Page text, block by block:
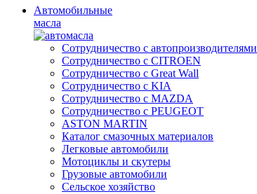
Автомобильные
масла
Сотрудничество с автопроизводителями
Сотрудничество с CITROEN
Сотрудничество с Great Wall
Сотрудничество с KIA
Сотрудничество с MAZDA
Сотрудничество с PEUGEOT
ASTON MARTIN
Каталог смазочных материалов
Легковые автомобили
Мотоциклы и скутеры
Грузовые автомобили
Сельское хозяйство